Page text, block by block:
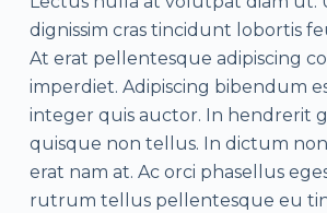
dignissim cras tincidunt lobortis
At erat pellentesque adipiscing
imperdiet. Adipiscing bibendum
integer quis auctor. In hendrerit
quisque non tellus. In dictum
erat nam at. Ac orci phasellus
rutrum tellus pellentesque eu